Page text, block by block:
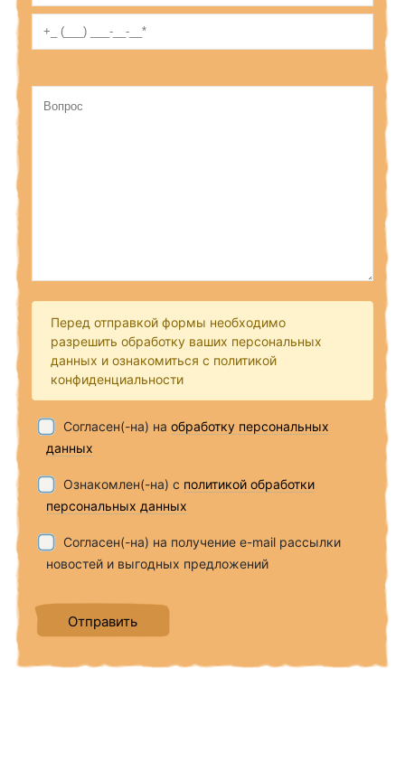
Перед отправкой формы необходимо
разрешить обработку ваших персональных
данных и ознакомиться с политикой
конфиденциальности
Согласен(-на) на обработку персональных
данных
Ознакомлен(-на) с политикой обработки
персональных данных
Согласен(-на) на получение e-mail рассылки
новостей и выгодных предложений